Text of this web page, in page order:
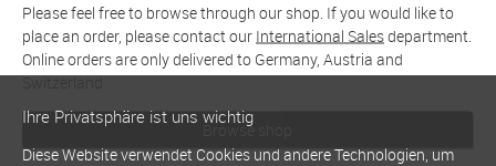
Please feel free to browse through our shop. If you would like to
place an order, please contact our International Salesdepartment.
Online orders are only delivered to Germany, Austria and
Switzerland
Browse shop
Ihre Privatsphäre ist uns wichtig
Diese Website verwendet Cookies und andere Technologien, um